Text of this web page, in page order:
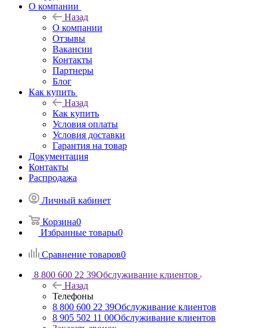
О компании
Назад
О компании
Отзывы
Вакансии
Контакты
Партнеры
Блог
Как купить
Назад
Как купить
Условия оплаты
Условия доставки
Гарантия на товар
Документация
Контакты
Распродажа
Личный кабинет
Корзина0
Избранные товары0
Сравнение товаров0
8 800 600 22 39Обслуживание клиентов
Назад
Телефоны
8 800 600 22 39Обслуживание клиентов
8 905 502 11 00Обслуживание клиентов